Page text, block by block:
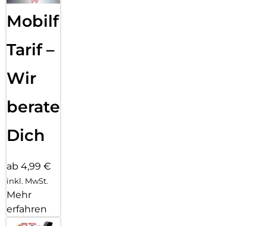
Mobilfunk
Tarif –
Wir
beraten
Dich
ab 4,99 €
inkl. MwSt.
Mehr
erfahren